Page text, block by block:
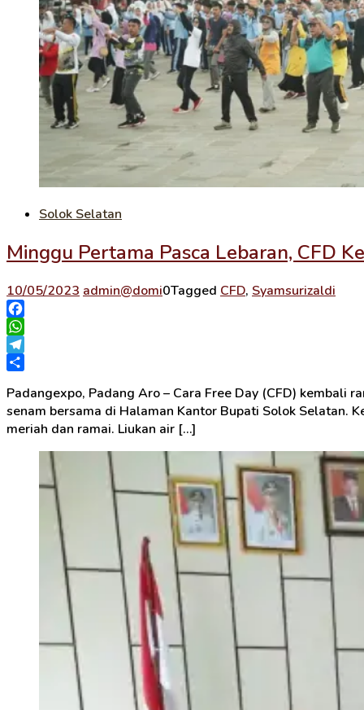
Solok Selatan
Minggu Pertama Pasca Lebaran, CFD
10/05/2023 admin@domi0Tagged CFD, Syamsurizaldi
Facebook
WhatsApp
Telegram
Padangexpo, Padang Aro – Cara Free Day (CFD)
senam bersama di Halaman Kantor Bupati Solok Selatan.
meriah dan ramai. Liukan air […]